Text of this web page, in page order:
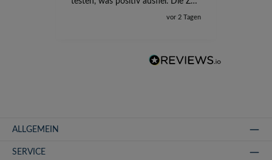
der Ungewissheit ist jetzt vorbei,
vor 2 Tagen
ALLGEMEIN
SERVICE